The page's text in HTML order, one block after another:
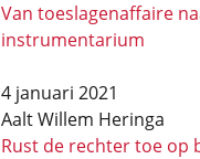
Van toeslagenaffaire
instrumentarium
4 januari 2021
Aalt Willem Heringa
Rust de rechter toe op